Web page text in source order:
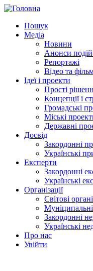
Пошук
Медіа
Новини
Анонси подій
Репортажі
Відео та
Ідеї і проекти
Прості
Концепції і
Громадські
Міські
Державні
Досвід
Закордонні
Українські
Експерти
Закордонні
Українські
Організації
Світові
Муніципальні
Закордонні
Українські
Про нас
Увійти